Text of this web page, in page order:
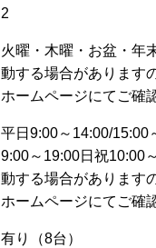
2
火曜・木曜・お盆・年
動する場合があります
ホームページにてご確
平日9:00～14:00/15:00
9:00～19:00日祝10:00
動する場合があります
ホームページにてご確
有り（8台）